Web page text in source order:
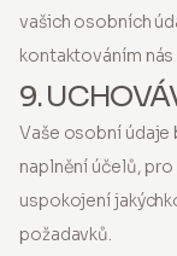
vašich osobních
kontaktováním nás
9.
Vaše osobní údaje
naplnění účelů,
uspokojení
požadavků.